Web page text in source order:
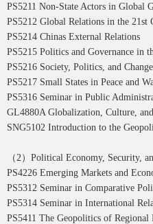
PS5211 Non-State Actors in Global
PS5212 Global Relations in the 21st
PS5214 Chinas External Relations
PS5215 Politics and Governance in
PS5216 Society, Politics, and Change
PS5217 Small States in Peace and
PS5316 Seminar in Public
GL4880A Globalization, Culture,
SNG5102 Introduction to the
（2）Political Economy, Security,
PS4226 Emerging Markets and
PS5312 Seminar in Comparative
PS5314 Seminar in International
PS5411 The Geopolitics of Regional